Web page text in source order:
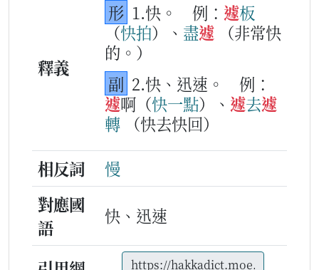
釋義
形 1.快。 例： 遽板
（快拍）、 盡遽
（非常快
的。）
副 2.快、迅速。
例：
遽啊（快一點）、 遽去遽
轉
（快去快回）
相反詞
慢
對應國
語
快、迅速